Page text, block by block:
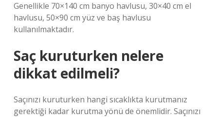
Genellikle 70×140 cm banyo havlusu, 30×40 cm el
havlusu, 50×90 cm yüz ve baş havlusu
kullanılmaktadır.
Saç kuruturken nelere
dikkat edilmeli?
Saçınızı kuruturken hangi sıcaklıkta kurutmanız
gerektiği kadar kurutma yönü de önemlidir. Saçınızı